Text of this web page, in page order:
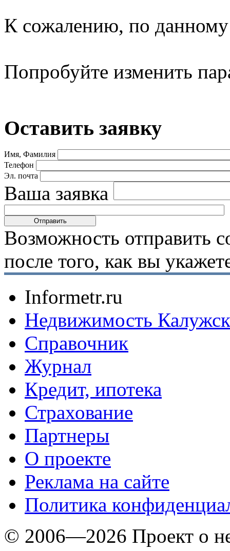
К сожалению, по данному
Попробуйте изменить
Оставить заявку
Имя, Фамилия
Телефон
Эл. почта
Ваша заявка
Возможность отправить
после того, как вы
Informetr.ru
Недвижимость
Справочник
Журнал
Кредит, ипотека
Страхование
Партнеры
O проекте
Реклама на сайте
Политика
© 2006—2026 Проект о